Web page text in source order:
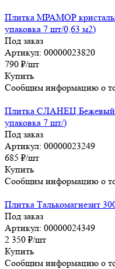
Плитка МРАМОР
упаковка 7 шт/0,63 м2)
Под заказ
Артикул: 00000023820
790 ₽/шт
Купить
Сообщим информацию о
Плитка СЛАНЕЦ Бежевый
упаковка 7 шт/)
Под заказ
Артикул: 00000023249
685 ₽/шт
Купить
Сообщим информацию о
Плитка Талькомагнезит
Под заказ
Артикул: 00000024349
2 350 ₽/шт
Купить
Сообщим информацию о